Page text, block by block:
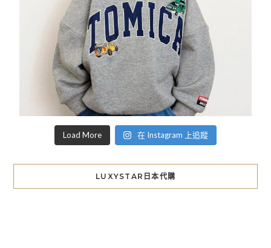
Load More 在 Instagram 上追蹤
LUXYSTAR日本代購